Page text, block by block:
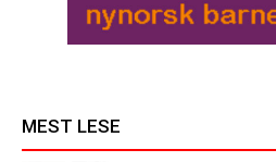
MEST LESE